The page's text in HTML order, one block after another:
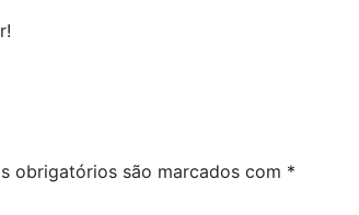
obrigatórios são marcados com *